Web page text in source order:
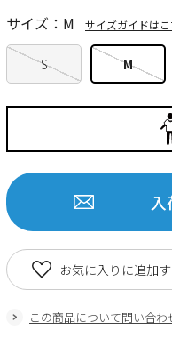
S M
サイズ：M サイズガイドはこ
この商品について問い合わ
お気に入りに追加